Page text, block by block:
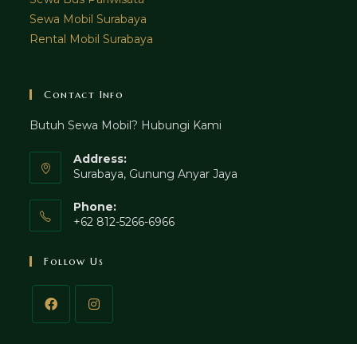
Sewa Mobil Surabaya
Rental Mobil Surabaya
Contact Info
Butuh Sewa Mobil? Hubungi Kami
Address:
Surabaya, Gunung Anyar Jaya
Phone:
+62 812-5266-6966
Follow Us